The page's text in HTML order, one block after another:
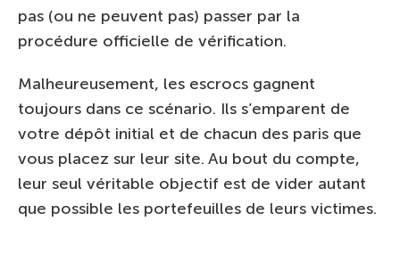
pas (ou ne peuvent pas) passer par la
procédure officielle de vérification.
Malheureusement, les escrocs gagnent
toujours dans ce scénario. Ils s’emparent de
votre dépôt initial et de chacun des paris que
vous placez sur leur site. Au bout du compte,
leur seul véritable objectif est de vider autant
que possible les portefeuilles de leurs victimes.